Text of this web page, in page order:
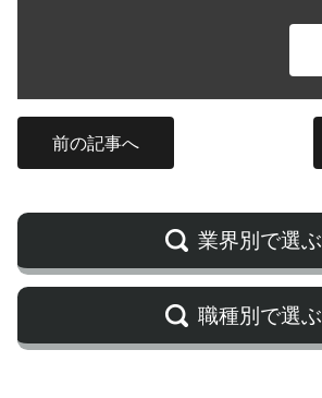
前の記事へ
業界別で選ぶ
職種別で選ぶ